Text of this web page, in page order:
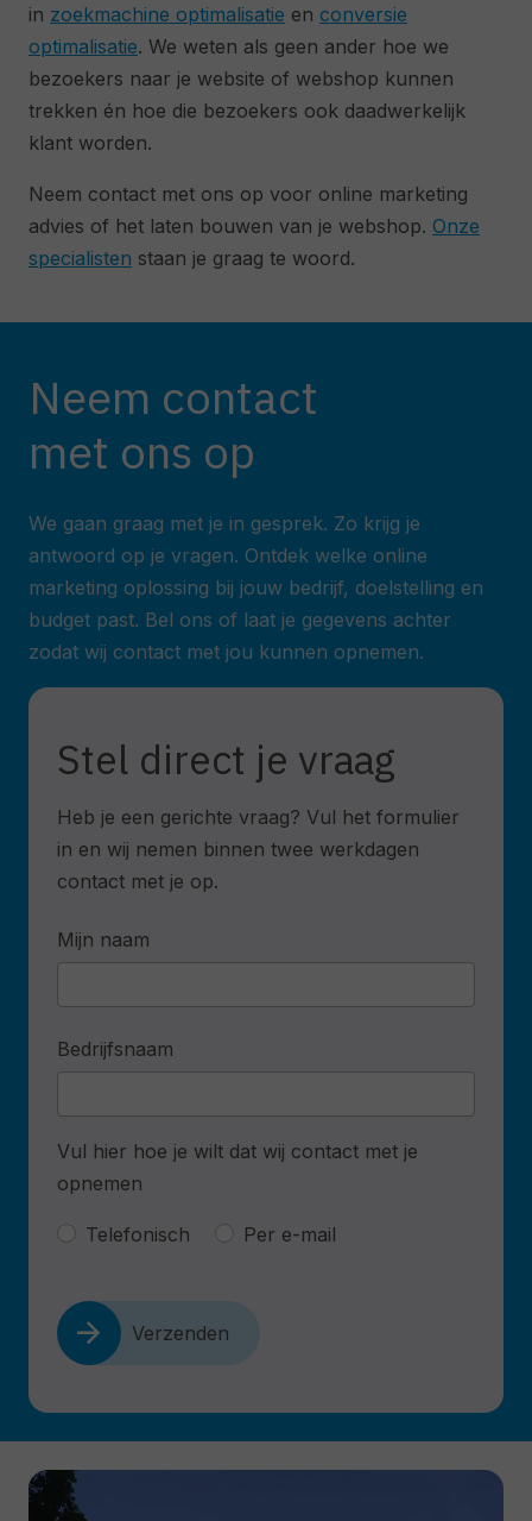
in zoekmachine optimalisatie en conversie
optimalisatie. We weten als geen ander hoe we
bezoekers naar je website of webshop kunnen
trekken én hoe die bezoekers ook daadwerkelijk
klant worden.
Neem contact met ons op voor online marketing
advies of het laten bouwen van je webshop. Onze
specialisten staan je graag te woord.
Neem contact
met ons op
We gaan graag met je in gesprek. Zo krijg je
antwoord op je vragen. Ontdek welke online
marketing oplossing bij jouw bedrijf, doelstelling en
budget past. Bel ons of laat je gegevens achter
zodat wij contact met jou kunnen opnemen.
Stel direct je vraag
Heb je een gerichte vraag? Vul het formulier
in en wij nemen binnen twee werkdagen
contact met je op.
Mijn naam
Bedrijfsnaam
Vul hier hoe je wilt dat wij contact met je
opnemen
Telefonisch Per e-mail
arrow_forward Verzenden